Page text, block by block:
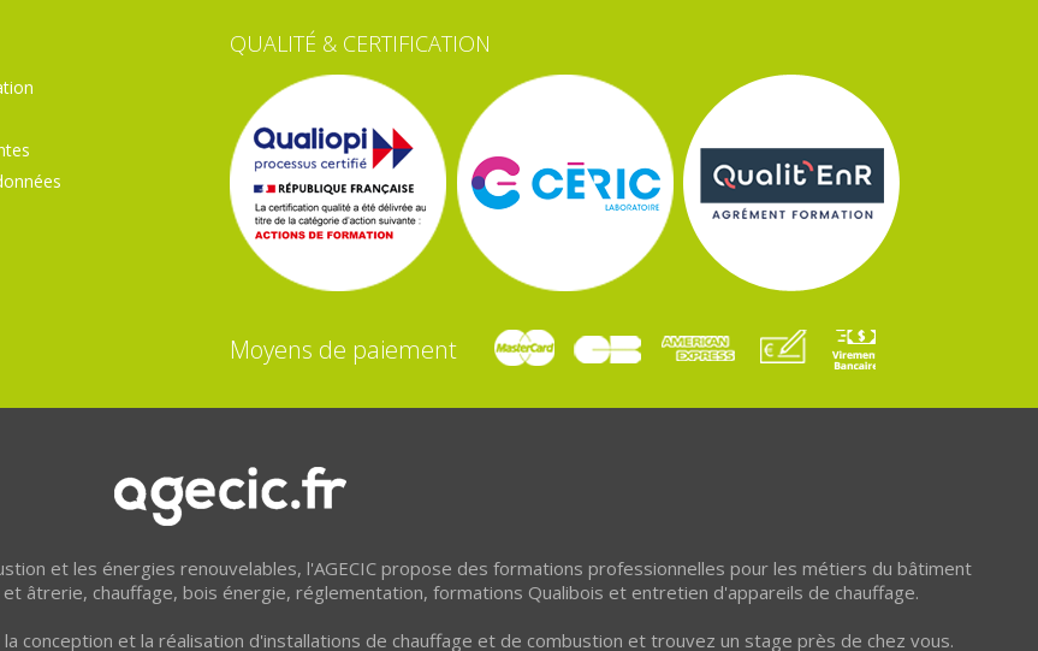
QUALITÉ & CERTIFICATION
Moyens de paiement
et les énergies renouvelables, l'AGECIC propose des formations professionnelles pour les métiers du bâtiment
âtrerie, chauffage, bois énergie, réglementation, formations Qualibois et entretien d'appareils de chauffage.
conception et la réalisation d'installations de chauffage et de combustion et trouvez un stage près de chez vous.